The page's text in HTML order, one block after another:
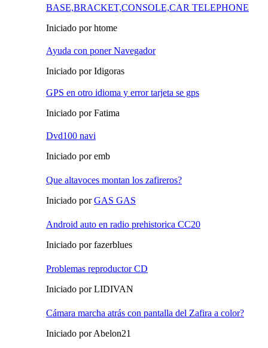
BASE,BRACKET,CONSOLE,CAR TELEPHONE
Iniciado por htome
Ayuda con poner Navegador
Iniciado por Idigoras
GPS en otro idioma y error tarjeta se gps
Iniciado por Fatima
Dvd100 navi
Iniciado por emb
Que altavoces montan los zafireros?
Iniciado porGAS GAS
Android auto en radio prehistorica CC20
Iniciado por fazerblues
Problemas reproductor CD
Iniciado por LIDIVAN
Cámara marcha atrás con pantalla del Zafira a color?
Iniciado por Abelon21